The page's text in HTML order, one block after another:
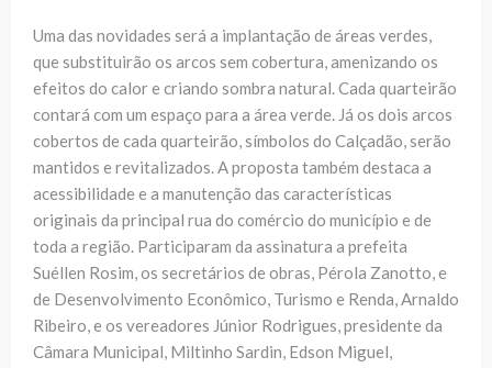
Uma das novidades será a implantação de áreas verdes,
que substituirão os arcos sem cobertura, amenizando os
efeitos do calor e criando sombra natural. Cada quarteirão
contará com um espaço para a área verde. Já os dois arcos
cobertos de cada quarteirão, símbolos do Calçadão, serão
mantidos e revitalizados. A proposta também destaca a
acessibilidade e a manutenção das características
originais da principal rua do comércio do município e de
toda a região. Participaram da assinatura a prefeita
Suéllen Rosim, os secretários de obras, Pérola Zanotto, e
de Desenvolvimento Econômico, Turismo e Renda, Arnaldo
Ribeiro, e os vereadores Júnior Rodrigues, presidente da
Câmara Municipal, Miltinho Sardin, Edson Miguel,